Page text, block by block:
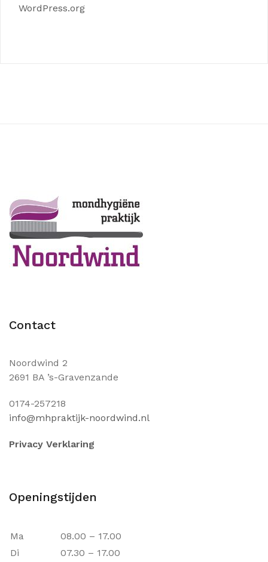
WordPress.org
Contact
Noordwind 2
2691 BA ’s-Gravenzande
0174-257218
info@mhpraktijk-noordwind.nl
Privacy Verklaring
Openingstijden
Ma
08.00 – 17.00
Di
07.30 – 17.00